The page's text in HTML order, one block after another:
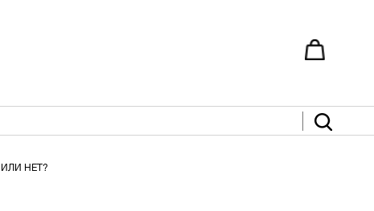
НЕТ?